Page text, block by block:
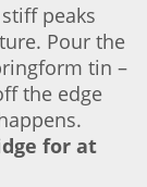
peaks
Pour the
tin –
the edge
for at